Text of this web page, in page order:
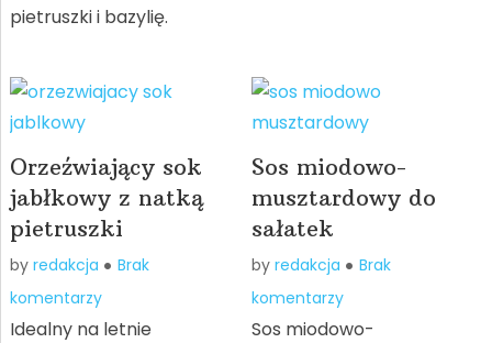
pietruszki i bazylię.
Orzeźwiający sok
jabłkowy z natką
pietruszki
by redakcja
Brak
komentarzy
Idealny na letnie
Sos miodowo-
musztardowy do
sałatek
byredakcja
Brak
komentarzy
Sos miodowo-